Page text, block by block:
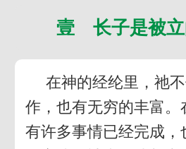
壹 长子是被立
在神的经纶里，祂
作，也有无穷的丰富。
有许多事情已经完成，